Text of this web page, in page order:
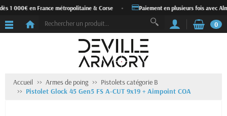
1 000€ en France métropolitaine & Corse Paiement en plusieurs fois avec
0
Accueil Armes de poing
Pistolets catégorie B
Pistolet Glock 45 Gen5 FS A-CUT 9x19 + Aimpoint COA